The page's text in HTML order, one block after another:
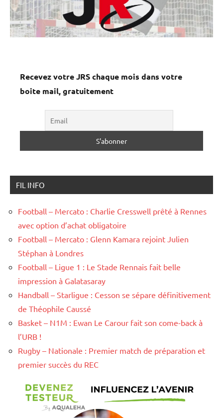
Recevez votre JRS chaque mois dans votre
boite mail, gratuitement
FIL INFO
Football – Mercato : Charlie Cresswell prêté à Rennes
avec option d’achat obligatoire
Football – Mercato : Glenn Kamara rejoint Julien
Stéphan à Londres
Football – Ligue 1 : Le Stade Rennais fait belle
impression à Galatasaray
Handball – Starligue : Cesson se sépare définitivement
de Théophile Caussé
Basket – N1M : Ewan Le Carour fait son come-back à
l’URB !
Rugby – Nationale : Premier match de préparation et
premier succès du REC